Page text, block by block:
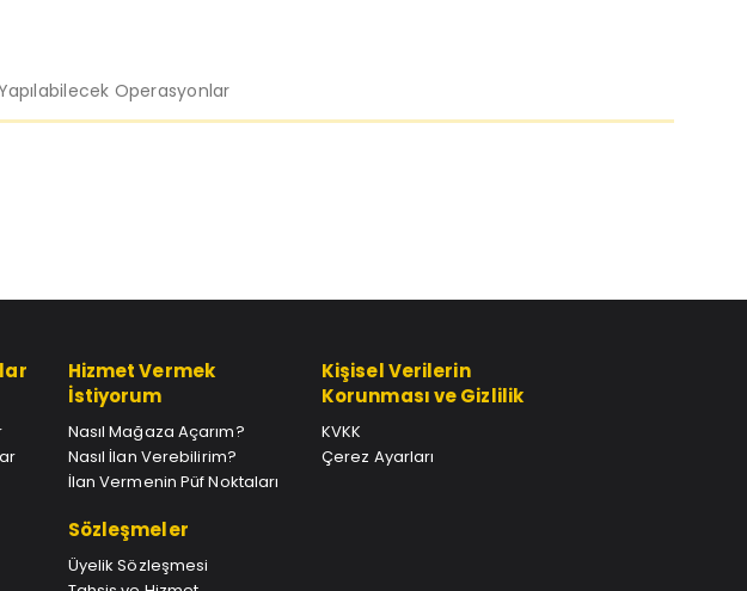
Operasyonlar
Hizmet Vermek
İstiyorum
Nasıl Mağaza Açarım?
Nasıl İlan Verebilirim?
İlan Vermenin Püf Noktaları
Sözleşmeler
Üyelik Sözleşmesi
Kişisel Verilerin
Korunması ve Gizlilik
KVKK
Çerez Ayarları